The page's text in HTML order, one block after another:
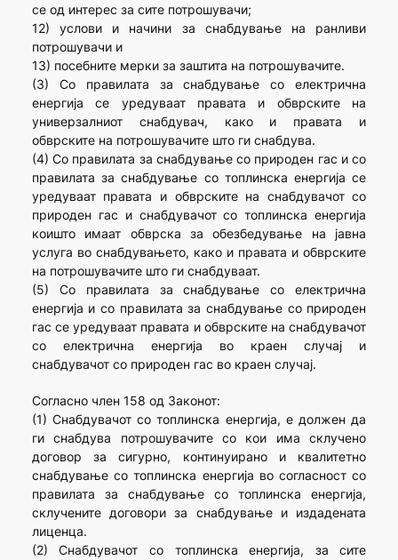
се од интерес за сите потрошувачи;
12) услови и начини за снабдување на ранливи
потрошувачи и
13) посебните мерки за заштита на потрошувачите.
(3) Со правилата за снабдување со електрична
енергија се уредуваат правата и обврските на
универзалниот снабдувач, како и правата и
обврските на потрошувачите што ги снабдува.
(4) Со правилата за снабдување со природен гас и со
правилата за снабдување со топлинска енергија се
уредуваат правата и обврските на снабдувачот со
природен гас и снабдувачот со топлинска енергија
коишто имаат обврска за обезбедување на јавна
услуга во снабдувањето, како и правата и обврските
на потрошувачите што ги снабдуваат.
(5) Со правилата за снабдување со електрична
енергија и со правилата за снабдување со природен
гас се уредуваат правата и обврските на снабдувачот
со електрична енергија во краен случај и
снабдувачот со природен гас во краен случај.
Согласно член 158 од Законот:
(1) Снабдувачот со топлинска енергија, е должен да
ги снабдува потрошувачите со кои има склучено
договор за сигурно, континуирано и квалитетно
снабдување со топлинска енергија во согласност со
правилата за снабдување со топлинска енергија,
склучените договори за снабдување и издадената
лиценца.
(2) Снабдувачот со топлинска енергија, за сите